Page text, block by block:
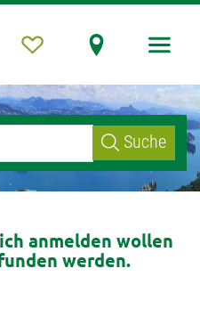
Suche
anmelden wollen
werden.